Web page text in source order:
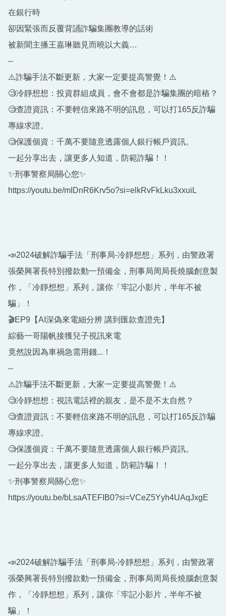
在銀行時
卻因緊張而反覆背誦詐騙集團教導的話術
被新聞主播王嘉琳聽見而曉以大義…
--
⚠️詐騙手法不斷更新，大家一定要提⾼警覺！⚠️
🧐冷靜想想：投資群組成員，會不會都是詐騙集團的暗樁？
🧐查證資訊：不要輕信來路不明的訊息，可以打165反詐騙
專線求證。
🧐保護個資：千萬不要隨意透露個人銀行帳戶資訊。
一起分享出去，讓更多人知道，防範詐騙！！
✨刑事警察局關心您✨
https://youtu.be/mIDnR6Krv5o?si=elkRvFkLku3xxuiL
📣2024破解詐騙手法「刑事局-冷靜想想」系列，由警政署
張榮興署長特別撥款動一預備金，刑事局周局長燒腦創意製
作，「冷靜想想」系列，讓你「牢記小影片，半年不被
騙」！
🎬EP9【AI深偽來電細分辨 講到匯款查證先】
綜藝一哥陽帆接獲兒子視訊來電
竟然說因為車禍急需用錢...！
--
⚠️詐騙手法不斷更新，大家一定要提⾼警覺！⚠️
🧐冷靜想想：視訊電話裡的親友，是不是不太自然？
🧐查證資訊：不要輕信來路不明的訊息，可以打165反詐騙
專線求證。
🧐保護個資：千萬不要隨意透露個人銀行帳戶資訊。
一起分享出去，讓更多人知道，防範詐騙！！
✨刑事警察局關心您✨
https://youtu.be/bLsaATEFIB0?si=VCeZ5Yyh4UAqJxgE
📣2024破解詐騙手法「刑事局-冷靜想想」系列，由警政署
張榮興署長特別撥款動一預備金，刑事局周局長燒腦創意製
作，「冷靜想想」系列，讓你「牢記小影片，半年不被
騙」！